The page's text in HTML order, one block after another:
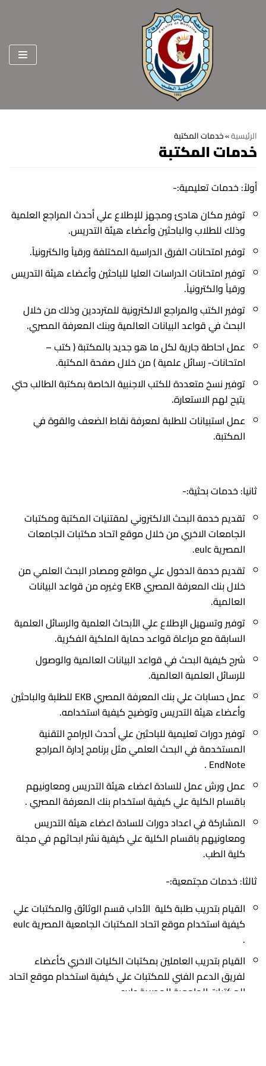
الرئيسية
عن الكلية
الاهداف الاستراتيجية
الهيكل التنظيمي
مجلس الكلية
مخرجات معايير الاعتماد المؤسسي
معايير وأخلاقيات الكلية
كلمة الترحيب
قطاعات الكلية
شئون التعليم والطلاب
شئون الدراسات العليا
شئون خدمة المجتمع وتنمية البيئة
هيئة التدريس
مواقع أعضاء هيئة التدريس بجامعة سوهاج
منح و بعثات
بوابة الخدمات الجامعية
حقوق و واجبات أعضاء هيئة التدريس
قواعد الترقية لأعضاء هيئة التدريس
صندوق علاج أعضاء هيئة التدريس
خدمات طلابية
برنامج (5+2)
محاضرات الكترونية
اللائحة
نتائج المرحلة الجامعية الاولى
مكتبة الكلية
استبيانات الطلاب
الطلاب الوافدين
البرامج الأكاديمية واللوائح الدراسية
طلاب الدراسات العليا
وكيل الكلية لشئون الدراسات العليا والبحوث
لائحة الدراسات العليا وقواعد التسجيل
خدمات طلاب الدراسات العليا
وحدات الكلية
ضمان الجودة
تطوير التعليم الطبي
القياس والتقويم
دعم البحث العلمى
الطلاب الوافدين
خدمة المجتمع
متابعة الخريجين
ادارة الازمات والكوارث
الخدمات الالكترونية
التخطيط الاستراتيجي
وحدة الصيانة
وحدة ابحاث حيوانات التجارب
خدمات إلكترونية
منصة ثينكي
موقع زاد
تطبيقات الجامعة
الخدمات الإلكترونية
مركز الابحاث المركزي
الادارات
الجامعات المصرية
كلية الطب جامعة عين شمس
كلية الطب جامعة بنى سويف
كلية الطب جامعة القاهرة
كلية الطب جامعة الفيوم
كلية الطب جامعة كفر الشيخ
كلية الطب جامعة المنصورة
كلية الطب جامعة المنيا
كلية الطب جامعة المنوفية
كلية الطب بقنا جامعة جنوب الوادى
كلية الطب بالإسماعيلية جامعة قناة السويس
كلية الطب جامعة الزقازيق
الإتصال بالكلية
الرئيسية»خدمات المكتبة
خدمات المكتبة
أولاً: خدمات تعليمية:-
توفير مكان هادئ ومجهز للإطلاع علي أحدث المراجع العلمية
وذلك للطلاب والباحثين وأعضاء هيئة التدريس.
توفير امتحانات الفرق الدراسية المختلفة ورقياً والكترونياً.
توفير امتحانات الدراسات العليا للباحثين وأعضاء هيئة التدريس
ورقياً والكترونياً.
توفير الكتب والمراجع الالكترونية للمترددين وذلك من خلال
البحث في قواعد البيانات العالمية وبنك المعرفة المصري.
عمل احاطة جارية لكل ما هو جديد بالمكتبة ( كتب –
امتحانات- رسائل علمية ) من خلال صفحة المكتبة.
توفير نسخ متعددة للكتب الاجنبية الخاصة بمكتبة الطالب حتي
يتيح لهم الاستعارة.
عمل استبيانات للطلبة لمعرفة نقاط الضعف والقوة في
المكتبة.
ثانيا: خدمات بحثية:-
تقديم خدمة البحث الالكتروني لمقتنيات المكتبة ومكتبات
الجامعات الاخري من خلال موقع اتحاد مكتبات الجامعات
المصرية eulc.
تقديم خدمة الدخول علي مواقع ومصادر البحث العلمي من
خلال بنك المعرفة المصري EKB وغيره من قواعد البيانات
العالمية.
توفير وتسهيل الإطلاع علي الأبحاث العلمية والرسائل العلمية
السابقة مع مراعاة قواعد حماية الملكية الفكرية.
شرح كيفية البحث في قواعد البيانات العالمية والوصول
للرسائل العلمية العالمية.
عمل حسابات علي بنك المعرفة المصري EKB للطلبة والباحثين
وأعضاء هيئة التدريس وتوضيح كيفية استخدامه.
توفير دورات تعليمية للباحثين علي أحدث البرامج التقنية
المستخدمة في البحث العلمي مثل برنامج إدارة المراجع
EndNote .
عمل ورش عمل للسادة اعضاء هيئة التدريس ومعاونيهم
باقسام الكلية علي كيفية استخدام بنك المعرفة المصري .
المشاركة في اعداد دورات للسادة اعضاء هيئة التدريس
ومعاونيهم باقسام الكلية علي كيفية نشر ابحاثهم في مجلة
كلية الطب.
ثالثا: خدمات مجتمعية:-
القيام بتدريب طلبة كلية الأداب قسم الوثائق والمكتبات علي
كيفية استخدام موقع اتحاد المكتبات الجامعية المصرية eulc
.
القيام بتدريب العاملين بمكتبات الكليات الاخري كأعضاء
لفريق الدعم الفني للمكتبات علي كيفية استخدام موقع اتحاد
المكتبات الجامعية المصرية eulc.